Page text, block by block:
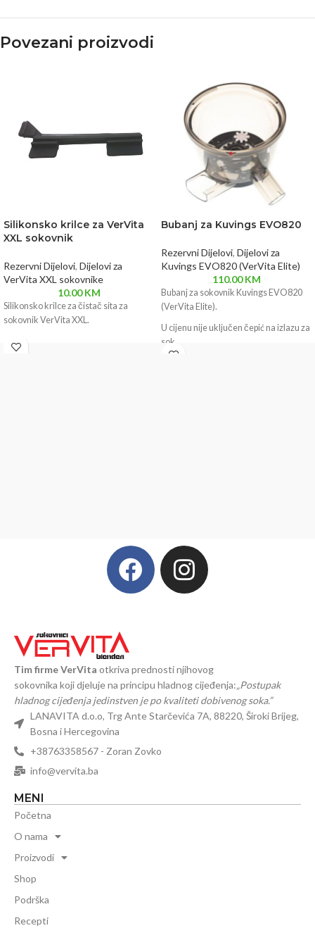
Povezani proizvodi
Silikonsko krilce za VerVita
XXL sokovnik
Rezervni Dijelovi, Dijelovi za
VerVita XXL sokovnike
10.00KM
Silikonsko krilce za čistač sita za
sokovnik VerVita XXL.
Bubanj za Kuvings EVO820
Rezervni Dijelovi, Dijelovi za
Kuvings EVO820 (VerVita Elite)
110.00KM
Bubanj za sokovnik Kuvings EVO820
(VerVita Elite).
U cijenu nije uključen čepić na izlazu za
sok.
Tim firme VerVita otkriva prednosti njihovog
sokovnika koji djeluje na principu hladnog cijeđenja:„Postupak
hladnog cijeđenja jedinstven je po kvaliteti dobivenog soka.”
LANAVITA d.o.o, Trg Ante Starčevića 7A, 88220, Široki Brijeg,
Bosna i Hercegovina
+38763358567 - Zoran Zovko
info@vervita.ba
MENI
Početna
O nama
Proizvodi
Shop
Podrška
Recepti